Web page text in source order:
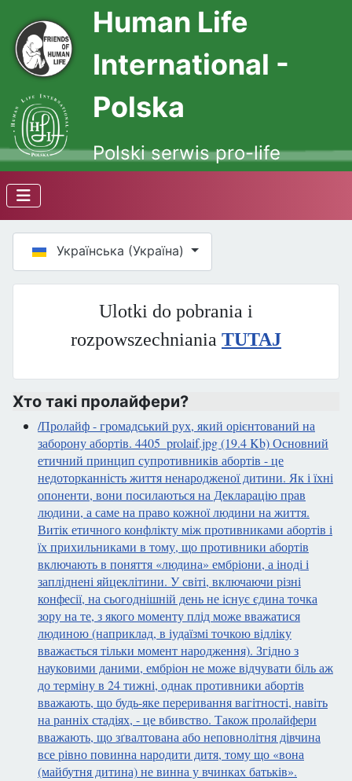
Human Life
International -
Polska
Polski serwis pro-life
Оберіть свою мову
Українська (Україна)
Ulotki do pobrania i
rozpowszechniania TUTAJ
Хто такі пролайфери?
/Пролайф - громадський рух, який орієнтований на
заборону абортів. 4405_prolaif.jpg (19.4 Kb) Основний
етичний принцип супротивників абортів - це
недоторканність життя ненародженої дитини. Як і їхні
опоненти, вони посилаються на Декларацію прав
людини, а саме на право кожної людини на життя.
Витік етичного конфлікту між противниками абортів і
їх прихильниками в тому, що противники абортів
включають в поняття «людина» ембріони, а іноді і
запліднені яйцеклітини. У світі, включаючи різні
конфесії, на сьогоднішній день не існує єдина точка
зору на те, з якого моменту плід може вважатися
людиною (наприклад, в іудаїзмі точкою відліку
вважається тільки момент народження). Згідно з
науковими даними, ембріон не може відчувати біль аж
до терміну в 24 тижні, однак противники абортів
вважають, що будь-яке переривання вагітності, навіть
на ранніх стадіях, - це вбивство. Також пролайфери
вважають, що зґвалтована або неповнолітня дівчина
все рівно повинна народити дитя, тому що «вона
(майбутня дитина) не винна у вчинках батьків».